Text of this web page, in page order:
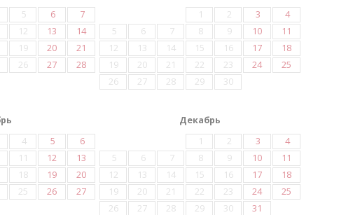
5 6
7
12 13
14
19 20
21
26 27
28
1
2 3
4
5
6 7 8 9 10
11
12
13 14 15 16 17
18
19
20 21 22 23 24
25
26
27 28 29 30
4 5
6
11 12
13
18 19
20
25 26
27
Декабрь
1
2 3
4
5
6 7 8 9 10
11
12
13 14 15 16 17
18
19
20 21 22 23 24
25
26
27 28 29 30 31